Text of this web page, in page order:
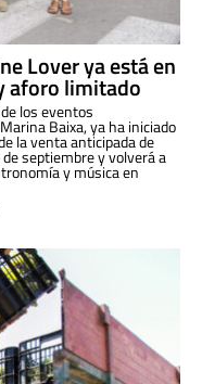
Lover ya está en
aforo limitado
los eventos
Baixa, ya ha iniciado
la venta anticipada de
septiembre y volverá a
y música en